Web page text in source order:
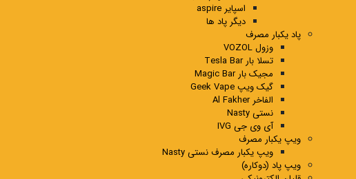
اسپایر aspire
دیگر پاد ها
پاد یکبار مصرف
وزول VOZOL
تسلا بار Tesla Bar
مجیک بار Magic Bar
گیک ویپ Geek Vape
الفاخر Al Fakher
نستی Nasty
آی وی جی IVG
ویپ یکبار مصرف
ویپ یکبار مصرف نستی Nasty
ویپ پاد (دوکاره)